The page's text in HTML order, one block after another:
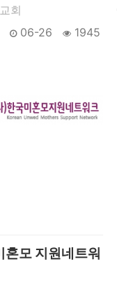
회
06-26 1945
혼모 지원네트워